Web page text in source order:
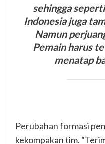
sehingga
Indonesia juga
Namun
Pemain harus
menatap
Perubahan formasi
kekompakan tim.